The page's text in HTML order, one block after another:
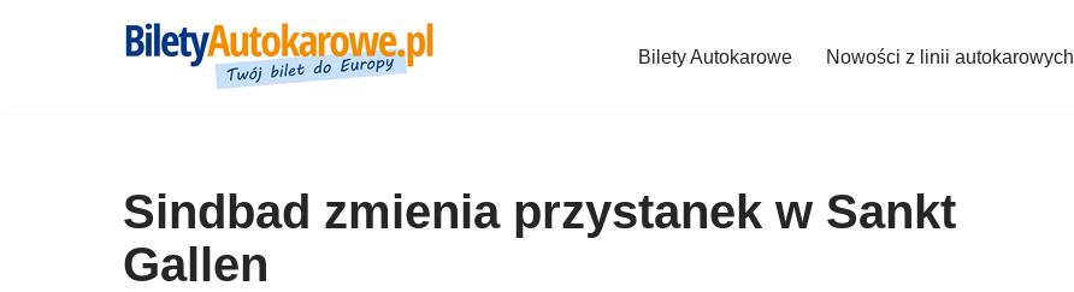
Bilety Autokarowe Nowości z linii autokarowych
Sindbad zmienia przystanek w Sankt
Gallen